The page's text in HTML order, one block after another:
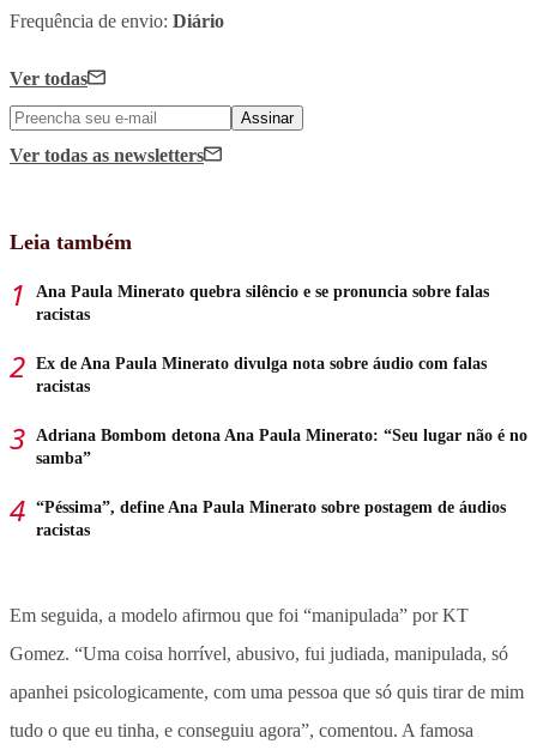
Frequência de envio: Diário
Ver todas
Assinar
Ver todas as newsletters
Leia também
Ana Paula Minerato quebra silêncio e se pronuncia sobre falas
racistas
Ex de Ana Paula Minerato divulga nota sobre áudio com falas
racistas
Adriana Bombom detona Ana Paula Minerato: “Seu lugar não é no
samba”
“Péssima”, define Ana Paula Minerato sobre postagem de áudios
racistas
Em seguida, a modelo afirmou que foi “manipulada” por KT
Gomez. “Uma coisa horrível, abusivo, fui judiada, manipulada, só
apanhei psicologicamente, com uma pessoa que só quis tirar de mim
tudo o que eu tinha, e conseguiu agora”, comentou. A famosa